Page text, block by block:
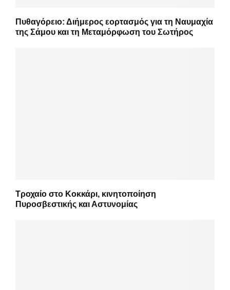
Πυθαγόρειο: Διήμερος εορτασμός για τη Ναυμαχία
της Σάμου και τη Μεταμόρφωση του Σωτήρος
Τροχαίο στο Κοκκάρι, κινητοποίηση
Πυροσβεστικής και Αστυνομίας